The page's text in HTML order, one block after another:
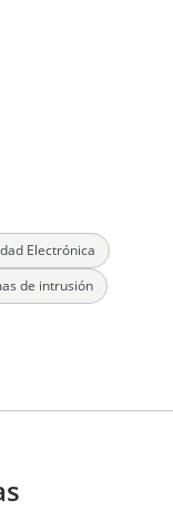
Electrónica
de intrusión